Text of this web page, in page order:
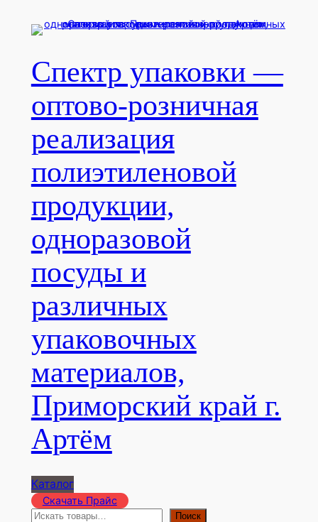
Спектр упаковки —
оптово-розничная
реализация
полиэтиленовой
продукции,
одноразовой
посуды и
различных
упаковочных
материалов,
Приморский край г.
Артём
Каталог
Скачать Прайс
П
Поиск